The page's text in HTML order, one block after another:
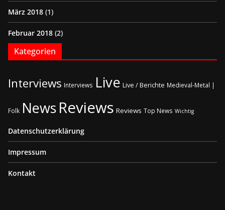
März 2018 (1)
Februar 2018 (2)
Kategorien
Interviews Interviews Live Live / Berichte Medieval-Metal |
Folk NewsReviews Reviews Top News Wichtig
Datenschutzerklärung
Impressum
Kontakt